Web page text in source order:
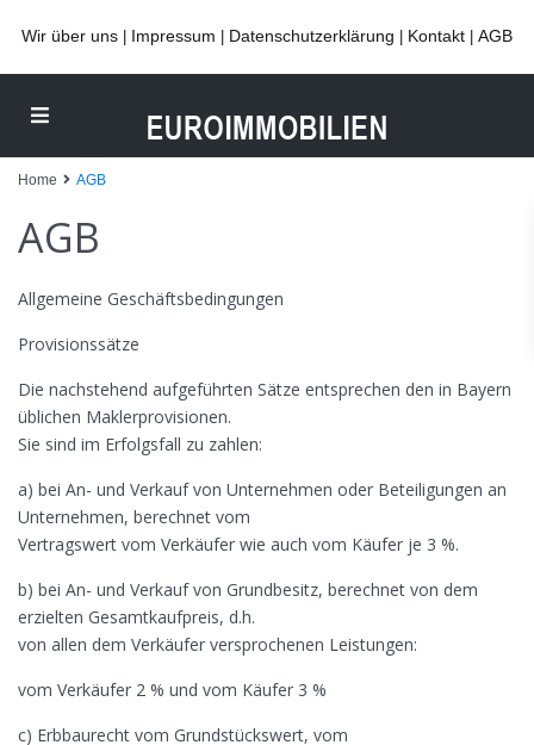
Wir über uns Impressum Datenschutzerklärung Kontakt AGB
Home AGB
AGB
Allgemeine Geschäftsbedingungen
Provisionssätze
Die nachstehend aufgeführten Sätze entsprechen den in Bayern
üblichen Maklerprovisionen.
Sie sind im Erfolgsfall zu zahlen:
a) bei An- und Verkauf von Unternehmen oder Beteiligungen an
Unternehmen, berechnet vom
Vertragswert vom Verkäufer wie auch vom Käufer je 3 %.
b) bei An- und Verkauf von Grundbesitz, berechnet von dem
erzielten Gesamtkaufpreis, d.h.
von allen dem Verkäufer versprochenen Leistungen:
vom Verkäufer 2 % und vom Käufer 3 %
c) Erbbaurecht vom Grundstückswert, vom